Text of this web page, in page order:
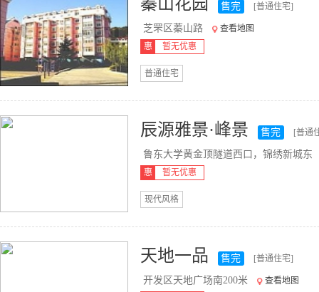
售完 [普通住宅]
芝罘区蓁山路
查看地图
惠
暂无优惠
普通住宅
辰源雅景·峰景 售完 [普通
鲁东大学黄金顶隧道西口，锦绣新城东
惠 暂无优惠
现代风格
天地一品 售完 [普通住宅]
开发区天地广场南200米
查看地图